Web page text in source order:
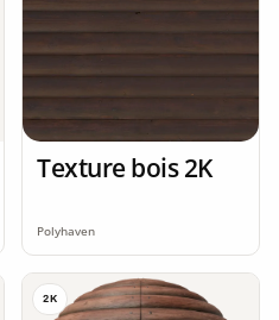
Texture bois 2K
Polyhaven
2K